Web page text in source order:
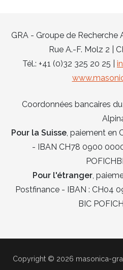
GRA - Groupe de Recherche
Rue A.-F. Molz 2 |
Tél.: +41 (0)32 325 20 25 |
Coordonnées bancaires
Pour la Suisse , paiement en
- IBAN CH78 0900
Pour l'étranger,
Postfinance - IBAN : CH04
BIC
Copyright © 2026 masonica-